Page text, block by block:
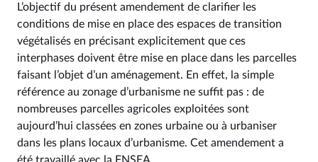
L’objectif du présent amendement de clarifier les
conditions de mise en place des espaces de transition
végétalisés en précisant explicitement que ces
interphases doivent être mise en place dans les parcelles
faisant l’objet d’un aménagement. En effet, la simple
référence au zonage d’urbanisme ne suffit pas : de
nombreuses parcelles agricoles exploitées sont
aujourd’hui classées en zones urbaine ou à urbaniser
dans les plans locaux d’urbanisme. Cet amendement a